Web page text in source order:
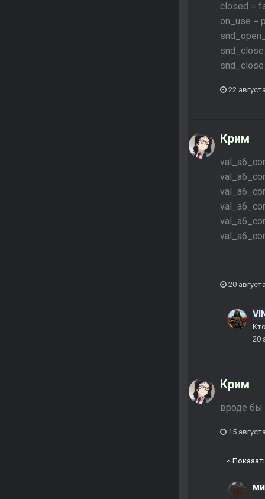
closed =
on_use =
22
Крим
20
20
Крим
вроде бы
15